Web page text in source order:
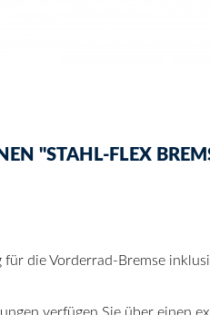
"STAHL-FLEX
für die Vorderrad-Bremse
verfügen Sie über einen